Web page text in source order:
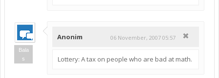
Bala
s
Anonim 06 November, 2007 05:57
Lottery: A tax on people who are bad at math.